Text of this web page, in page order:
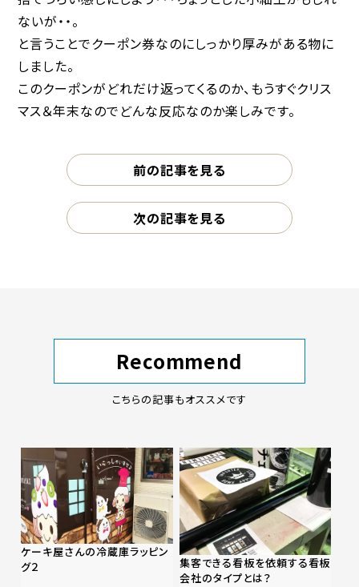
ないが・・。
と言うことでクーポン券なのにしっかり厚みがある物に
しました。
このクーポンがどれだけ返ってくるのか、もうすぐクリス
マス＆年末なのでどんな反応なのか楽しみです。
前の記事を見る
次の記事を見る
Recommend
こちらの記事もオススメです
ケーキ屋さんの冷蔵庫ラッピン
グ２
集客できる看板を依頼する看板
会社のタイプとは？